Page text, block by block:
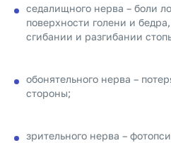
седалищного нерва – боли
поверхности голени и
сгибании и разгибании
обонятельного нерва –
стороны;
зрительного нерва –